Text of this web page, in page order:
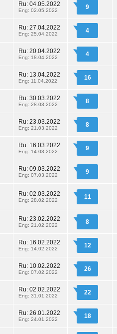
Ru: 04.05.2022
Eng: 02.05.2022 9
Ru: 27.04.2022
Eng: 25.04.2022 4
Ru: 20.04.2022
Eng: 18.04.2022 4
Ru: 13.04.2022
Eng: 11.04.2022 16
Ru: 30.03.2022
Eng: 28.03.2022 8
Ru: 23.03.2022
Eng: 21.03.2022 8
Ru: 16.03.2022
Eng: 14.03.2022 9
Ru: 09.03.2022
Eng: 07.03.2022 9
Ru: 02.03.2022
Eng: 28.02.2022 11
Ru: 23.02.2022
Eng: 21.02.2022 8
Ru: 16.02.2022
Eng: 14.02.2022 12
Ru: 10.02.2022
Eng: 07.02.2022 26
Ru: 02.02.2022
Eng: 31.01.2022 22
Ru: 26.01.2022
Eng: 24.01.2022 18